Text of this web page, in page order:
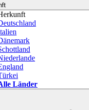
Länder